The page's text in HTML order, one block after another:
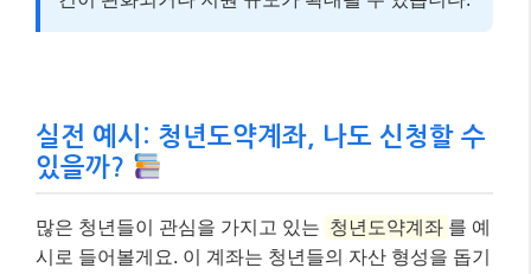
실전 예시: 청년도약계좌, 나도 신청할 수
있을까?
많은 청년들이 관심을 가지고 있는 청년도약계좌 를 예
시로 들어볼게요. 이 계좌는 청년들의 자산 형성을 돕기